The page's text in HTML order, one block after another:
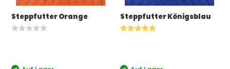
Steppfutter Orange Steppfutter Königsblau